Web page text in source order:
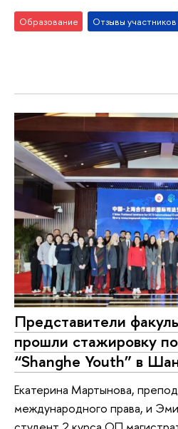
Образование Отзывы участников
Представители
прошли стажировку
“Shanghe Youth” в
Екатерина Мартынова,
международного права, и